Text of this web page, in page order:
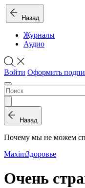
Назад
Журналы
Аудио
Войти Оформить
Назад
Почему мы не можем
MaximЗдоровье
Очень